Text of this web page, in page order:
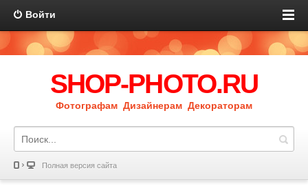
Войти
SHOP-PHOTO.RU
Фотографам Дизайнерам Декораторам
Полная версия сайта